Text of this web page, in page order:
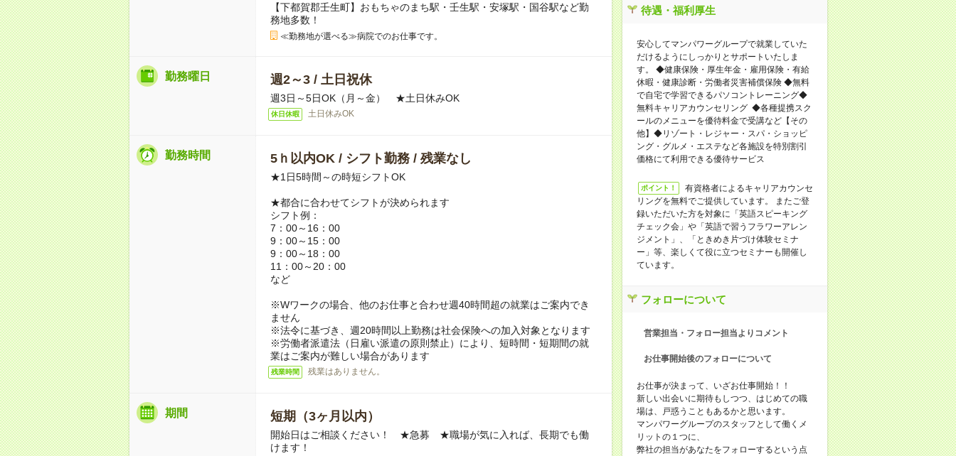
【下都賀郡壬生町】おもちゃのまち駅・壬生駅・安塚駅・国谷駅など勤
務地多数！
≪勤務地が選べる≫病院でのお仕事です。
勤務曜日 週2～3 / 土日祝休
週3日～5日OK（月～金） ★土日休みOK
休日休暇 土日休みOK
勤務時間 5ｈ以内OK / シフト勤務 / 残業なし
★1日5時間～の時短シフトOK
★都合に合わせてシフトが決められます
シフト例：
7：00～16：00
9：00～15：00
9：00～18：00
11：00～20：00
など
※Wワークの場合、他のお仕事と合わせ週40時間超の就業はご案内でき
ません
※法令に基づき、週20時間以上勤務は社会保険への加入対象となります
※労働者派遣法（日雇い派遣の原則禁止）により、短時間・短期間の就
業はご案内が難しい場合があります
残業時間 残業はありません。
期間 短期（3ヶ月以内）
開始日はご相談ください！ ★急募 ★職場が気に入れば、長期でも働
けます！
待遇・福利厚生
安心してマンパワーグループで就業していた
だけるようにしっかりとサポートいたしま
す。 ◆健康保険・厚生年金・雇用保険・有給
休暇・健康診断・労働者災害補償保険 ◆無料
で自宅で学習できるパソコントレーニング◆
無料キャリアカウンセリング ◆各種提携スク
ールのメニューを優待料金で受講など【その
他】◆リゾート・レジャー・スパ・ショッピ
ング・グルメ・エステなど各施設を特別割引
価格にて利用できる優待サービス
ポイント！
有資格者によるキャリアカウンセ
リングを無料でご提供しています。 またご登
録いただいた方を対象に「英語スピーキング
チェック会」や「英語で習うフラワーアレン
ジメント」、「ときめき片づけ体験セミナ
ー」等、楽しくて役に立つセミナーも開催し
ています。
フォローについて
営業担当・フォロー担当よりコメント
お仕事開始後のフォローについて
お仕事が決まって、いざお仕事開始！！
新しい出会いに期待もしつつ、はじめての職
場は、戸惑うこともあるかと思います。
マンパワーグループのスタッフとして働くメ
リットの１つに、
弊社の担当があなたをフォローするという点